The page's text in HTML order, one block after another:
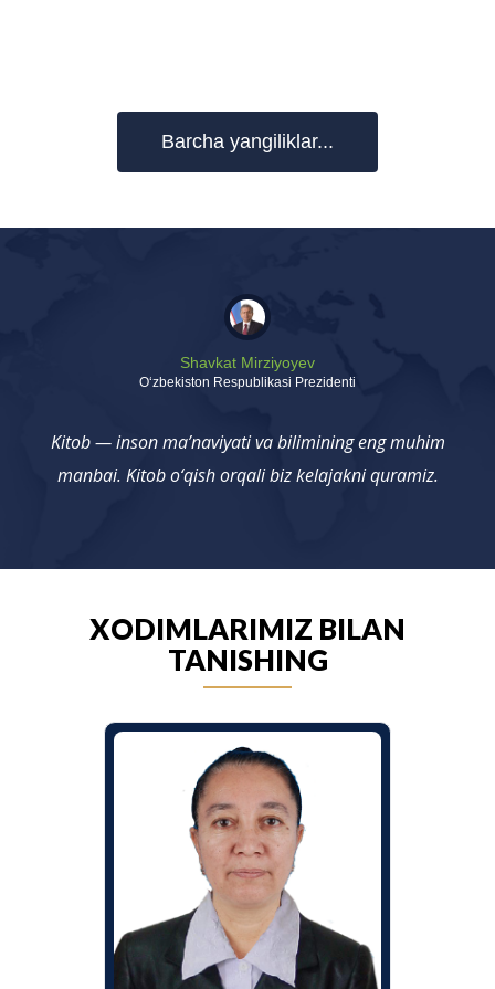
Barcha yangiliklar...
Shavkat Mirziyoyev
Oʻzbekiston Respublikasi Prezidenti
Kitob — inson ma’naviyati va bilimining eng muhim
manbai. Kitob o‘qish orqali biz kelajakni quramiz.
XODIMLARIMIZ BILAN
TANISHING